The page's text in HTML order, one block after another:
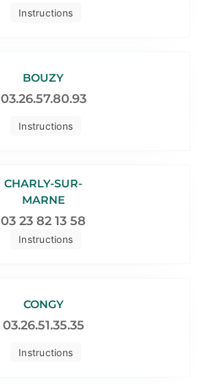
Instructions
Instructions
BOUZY
03.26.57.80.93
Instructions
CHARLY-SUR-
MARNE
03 23 82 13 58
Instructions
CONGY
03.26.51.35.35